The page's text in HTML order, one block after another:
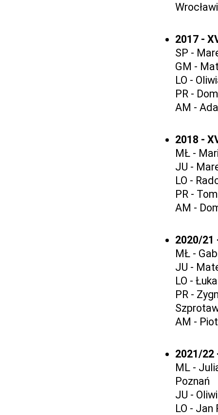
2017 -
SP -
GM -
LO -
PR -
AM -
2018 -
MŁ -
JU -
LO -
PR -
AM -
2020/21
MŁ -
JU -
LO -
PR -
AM -
2021/22
ML -
Poznań
JU -
LO - Jan